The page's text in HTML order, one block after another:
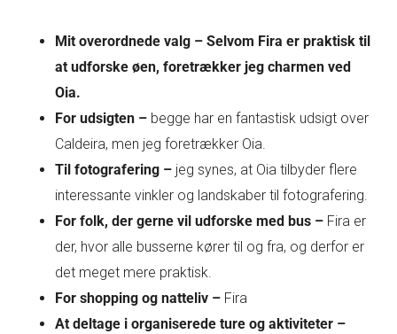
Mit overordnede valg – Selvom Fira er praktisk til
at udforske øen, foretrækker jeg charmen ved
Oia.
For udsigten – begge har en fantastisk udsigt over
Caldeira, men jeg foretrækker Oia.
Til fotografering – jeg synes, at Oia tilbyder flere
interessante vinkler og landskaber til fotografering.
For folk, der gerne vil udforske med bus – Fira er
der, hvor alle busserne kører til og fra, og derfor er
det meget mere praktisk.
For shopping og natteliv – Fira
At deltage i organiserede ture og aktiviteter –